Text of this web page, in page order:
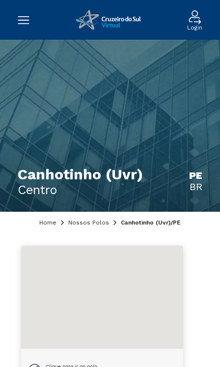
Login
Canhotinho (Uvr)
Centro
PE
BR
Home Nossos Polos Canhotinho (Uvr)/PE